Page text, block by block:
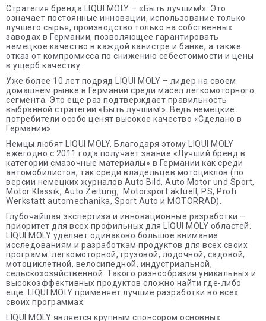
Стратегия бренда LIQUI MOLY – «Быть лучшим!». Это
означает постоянные инновации, использование только
лучшего сырья, производство только на собственных
заводах в Германии, позволяющее гарантировать
немецкое качество в каждой канистре и банке, а также
отказ от компромисса по снижению себестоимости и цены
в ущерб качеству.
Уже более 10 лет подряд LIQUI MOLY – лидер на своем
домашнем рынке в Германии среди масел легкомоторного
сегмента. Это еще раз подтверждает правильность
выбранной стратегии «Быть лучшим!». Ведь немецкие
потребители особо ценят высокое качество «Сделано в
Германии».
Немцы любят LIQUI MOLY. Благодаря этому LIQUI MOLY
ежегодно с 2011 года получает звание «Лучший бренд в
категории смазочные материалы» в Германии как среди
автомобилистов, так среди владельцев мотоциклов (по
версии немецких журналов Auto Bild, Auto Motor und Sport,
Motor Klassik, Auto Zeitung, Motorsport aktuell, PS, Profi
Werkstatt automechanika, Sport Auto и MOTORRAD).
Глубочайшая экспертиза и инновационные разработки –
приоритет для всех профильных для LIQUI MOLY областей.
LIQUI MOLY уделяет одинаково большое внимание
исследованиям и разработкам продуктов для всех своих
программ: легкомоторной, грузовой, лодочной, садовой,
мотоциклетной, велосипедной, индустриальной,
сельскохозяйственной. Такого разнообразия уникальных и
высокоэффективных продуктов сложно найти где-либо
еще. LIQUI MOLY применяет лучшие разработки во всех
своих программах.
LIQUI MOLY является крупным спонсором основных